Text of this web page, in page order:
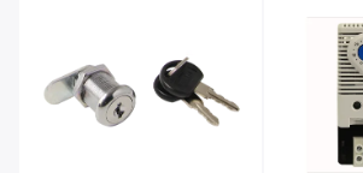
Najpredávanejšie
Abecedne